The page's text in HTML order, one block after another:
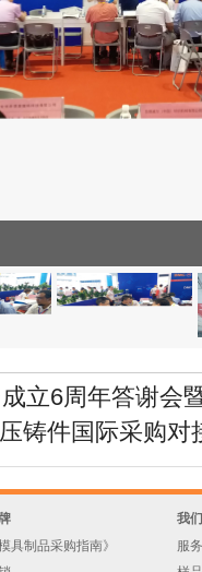
立6周年答谢会
铸件国际采购对
具制品采购指南》
我
服